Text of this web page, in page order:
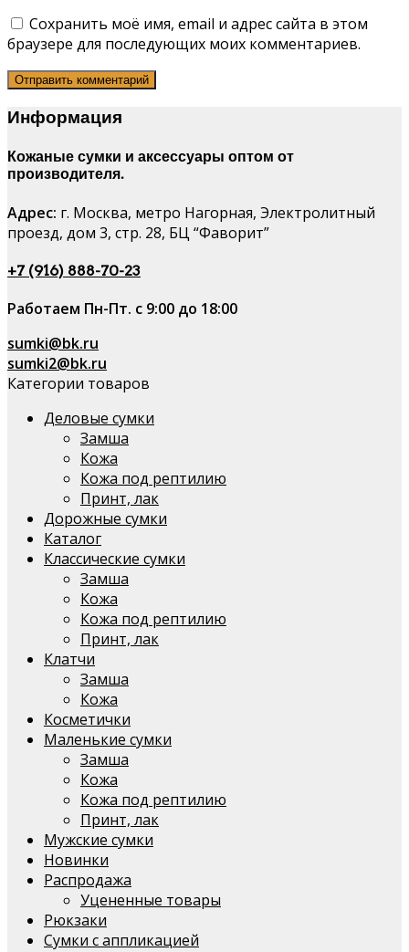
Сохранить моё имя, email и адрес сайта в этом
браузере для последующих моих комментариев.
Информация
Кожаные сумки и аксессуары оптом от
производителя.
Адрес: г. Москва, метро Нагорная, Электролитный
проезд, дом 3, стр. 28, БЦ “Фаворит”
+7 (916) 888-70-23
Работаем Пн-Пт. с 9:00 до 18:00
sumki@bk.ru
sumki2@bk.ru
Категории товаров
Деловые сумки
Замша
Кожа
Кожа под рептилию
Принт, лак
Дорожные сумки
Каталог
Классические сумки
Замша
Кожа
Кожа под рептилию
Принт, лак
Клатчи
Замша
Кожа
Косметички
Маленькие сумки
Замша
Кожа
Кожа под рептилию
Принт, лак
Мужские сумки
Новинки
Распродажа
Уцененные товары
Рюкзаки
Сумки с аппликацией